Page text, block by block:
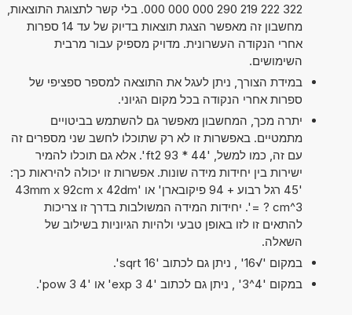
322 222 219 290 000 000 000. בלי קשר לתצוגת התוצאות,
מחשבון זה מאפשר הצגת תוצאות בדיוק של עד 14 ספרות
אחרי הנקודה העשרונית. מדויק מספיק עבור מרבית
השימושים.
במידת הצורך, ניתן לעגל את התוצאה למספר ספציפי של
ספרות אחרי הנקודה בכל מקום הגיוני.
יתרה מכך, המחשבון מאפשר גם להשתמש בביטויים
מתמטיים. באפשרות זו לא רק שתוכלו לחשב שני מספרים זה
עם זה, כמו למשל, '44 * 93 ft2'. אלא גם תוכלו להמיר
ישירות בין יחידות מידה שונות. אפשרות זו יכולה להיראות כך:
'45 רגל רבוע + 94 פיקובארן' או '43mm x 92cm x 42dm
= ? cm^3'. יחידות המידה המשולבות בדרך זו צריכות
להתאים זו לזו באופן טבעי ולהיות הגיוניות בשילוב של
השאלה.
במקום '√16' , ניתן גם לכתוב 'sqrt 16'.
במקום '4^3' , ניתן גם לכתוב '4 exp 3' או '4 pow 3'.